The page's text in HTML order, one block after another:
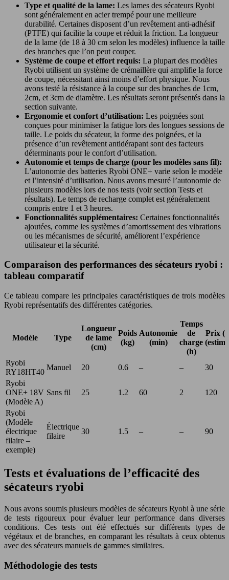
Type et qualité de la lame: Les lames des sécateurs Ryobi
sont généralement en acier trempé pour une meilleure
durabilité. Certaines disposent d’un revêtement anti-adhésif
(PTFE) qui facilite la coupe et réduit la friction. La longueur
de la lame (de 18 à 30 cm selon les modèles) influence la taille
des branches que l’on peut couper.
Système de coupe et effort requis: La plupart des modèles
Ryobi utilisent un système de crémaillère qui amplifie la force
de coupe, nécessitant ainsi moins d’effort physique. Nous
avons testé la résistance à la coupe sur des branches de 1cm,
2cm, et 3cm de diamètre. Les résultats seront présentés dans la
section suivante.
Ergonomie et confort d’utilisation: Les poignées sont
conçues pour minimiser la fatigue lors des longues sessions de
taille. Le poids du sécateur, la forme des poignées, et la
présence d’un revêtement antidérapant sont des facteurs
déterminants pour le confort d’utilisation.
Autonomie et temps de charge (pour les modèles sans fil):
L’autonomie des batteries Ryobi ONE+ varie selon le modèle
et l’intensité d’utilisation. Nous avons mesuré l’autonomie de
plusieurs modèles lors de nos tests (voir section Tests et
résultats). Le temps de recharge complet est généralement
compris entre 1 et 3 heures.
Fonctionnalités supplémentaires: Certaines fonctionnalités
ajoutées, comme les systèmes d’amortissement des vibrations
ou les mécanismes de sécurité, améliorent l’expérience
utilisateur et la sécurité.
Comparaison des performances des sécateurs ryobi :
tableau comparatif
Ce tableau compare les principales caractéristiques de trois modèles
Ryobi représentatifs des différentes catégories.
Modèle Type
Longueur
de lame
(cm)
Poids
(kg)
Autonomie
(min)
Temps
de
charge
(h)
Prix
Ryobi
RY18HT40
Manuel 20 0.6 – –
30
Ryobi
ONE+ 18V
(Modèle A)
Sans fil 25 1.2 60 2 120
Ryobi
(Modèle
électrique
filaire –
exemple)
Électrique
filaire
30 1.5 – – 90
Tests et évaluations de l’efficacité des
sécateurs ryobi
Nous avons soumis plusieurs modèles de sécateurs Ryobi à une série
de tests rigoureux pour évaluer leur performance dans diverses
conditions. Ces tests ont été effectués sur différents types de
végétaux et de branches, en comparant les résultats à ceux obtenus
avec des sécateurs manuels de gammes similaires.
Méthodologie des tests